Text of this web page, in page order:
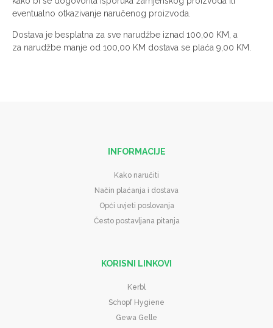
eventualno otkazivanje naručenog proizvoda.
Dostava je besplatna za sve narudžbe iznad 100,00 KM, a
za narudžbe manje od 100,00 KM dostava se plaća 9,00 KM.
INFORMACIJE
Kako naručiti
Način plaćanja i dostava
Opći uvjeti poslovanja
Često postavljana pitanja
KORISNI LINKOVI
Kerbl
Schopf Hygiene
Gewa Gelle